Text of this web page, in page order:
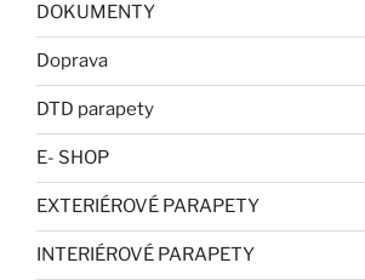
DOKUMENTY
Doprava
DTD parapety
E- SHOP
EXTERIÉROVÉ PARAPETY
INTERIÉROVÉ PARAPETY